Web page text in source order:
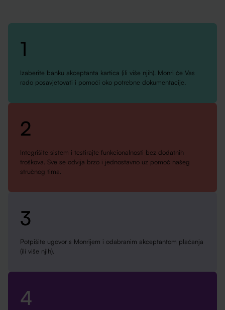
1
Izaberite banku akceptanta kartica (ili više njih). Monri će Vas
rado posavjetovati i pomoći oko potrebne dokumentacije.
2
Integrišite sistem i testirajte funkcionalnosti bez dodatnih
troškova. Sve se odvija brzo i jednostavno uz pomoć našeg
stručnog tima.
3
Potpišite ugovor s Monrijem i odabranim akceptantom plaćanja
(ili više njih).
4